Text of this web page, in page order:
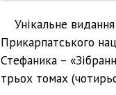
Унікальне
Прикарпатського
Стефаника –
трьох томах